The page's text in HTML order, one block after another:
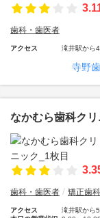
歯科・歯医者
アクセス 滝井駅から
寺野
なかむら歯科クリ
歯科・歯医者 矯正歯科
アクセス
滝井駅から